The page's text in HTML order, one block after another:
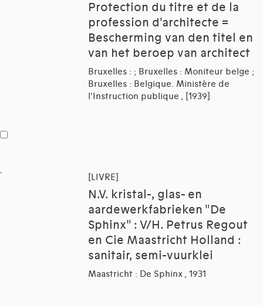
Protection du titre et de la
profession d'architecte =
Bescherming van den titel en
van het beroep van architect
Bruxelles : ; Bruxelles : Moniteur belge ;
Bruxelles : Belgique. Ministère de
l'Instruction publique , [1939]
[LIVRE]
N.V. kristal-, glas- en
aardewerkfabrieken "De
Sphinx" : V/H. Petrus Regout
en Cie Maastricht Holland :
sanitair, semi-vuurklei
Maastricht : De Sphinx , 1931